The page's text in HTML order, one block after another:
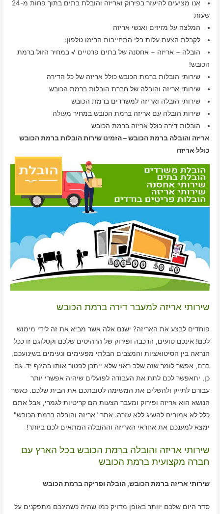
אנו מציעים להיעזר בפירוק ואריזה והובלת בתים בתוך פחות מ-24
שעות
המלצה על מזיזים ואנשי אריזה
לקבלת הצעת עלות בלי התחייבות הרימו טלפון:
הובלה + אריזה + אחסנה של בתים פרטיים √ במחיר הזול ברמת
הכובש!
שירותי הובלות ברמת הכובש כולל אריזה של כל הדירה
שירותי אריזה והובלה של חברת הובלות ברמת הכובש
שירותי הובלה ואריזה למשרדים ברמת הכובש
שירות הובלה עם אריזה ברמת הכובש במחיר מעולה
הובלות דירה כולל אריזה ברמת הכובש
אריזה והובלה ברמת הכובש – הזמינו שירות הובלות ברמת הכובש
כולל אריזה
שירותי אריזה למעבר דירה ברמת הכובש
פוחדים לבצע את האריזה? ישנם אלה אשר מביא את זה לידי מימוש
לכם! אינכם טועים, הרכבה ופירוק של הרהיטים שלכם וקטלוגם זו ככל
הנראה בין הסיטואציות והמצבים הבלתי מפעימים ונעימים בשינועכם,
ברם, אפשר לומר שזה שלב ראוי שלא ייתכן לפטור אותו בהינף יד. גם
כן, יתאפשר לכם לתת את העבודה לפועלים שיהיה אפשרי יותר
עבורם לתייק ולהשלים את המשימה לטובתכם את הבית שלכם. כאשר
הנושא הוא אריזה ופירוק ומעבר הצעות הם קריטיות לגמרי, אבל אתם
כלל לא אמורים להשיג ללא עזרה. אתר "אריזה והובלה ברמת הכובש"
ימצא למענכם את אחראי האריזה וההובלה המתאים לכם ביותר!
שירותי אריזה והובלה ברמת הכובש בכל הארץ עם
חברה מקצועית ברמת הכובש
שירותי אריזה ברמת הכובש, הובלה ופריקה ברמת הכובש
סדר היום שלכם יוותר באופן מדויק כמו שהיה כשהינכם מתפקנים על